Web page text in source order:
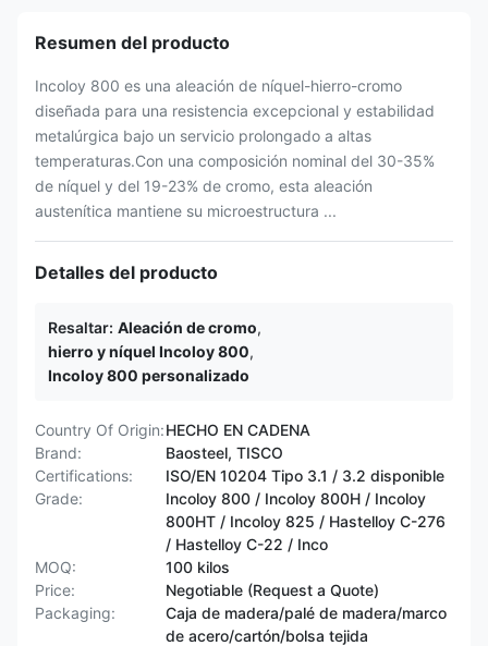
Resumen del producto
Incoloy 800 es una aleación de níquel-hierro-cromo
diseñada para una resistencia excepcional y estabilidad
metalúrgica bajo un servicio prolongado a altas
temperaturas.Con una composición nominal del 30-35%
de níquel y del 19-23% de cromo, esta aleación
austenítica mantiene su microestructura ...
Detalles del producto
Resaltar: Aleación de cromo,
hierro y níquel Incoloy 800,
Incoloy 800 personalizado
Country Of Origin:HECHO EN CADENA
Brand:
Baosteel, TISCO
Certifications:
ISO/EN 10204 Tipo 3.1 / 3.2 disponible
Grade:
Incoloy 800 / Incoloy 800H / Incoloy
800HT / ​​Incoloy 825 / Hastelloy C-276
/ Hastelloy C-22 / Inco
MOQ:
100 kilos
Price:
Negotiable (Request a Quote)
Packaging:
Caja de madera/palé de madera/marco
de acero/cartón/bolsa tejida